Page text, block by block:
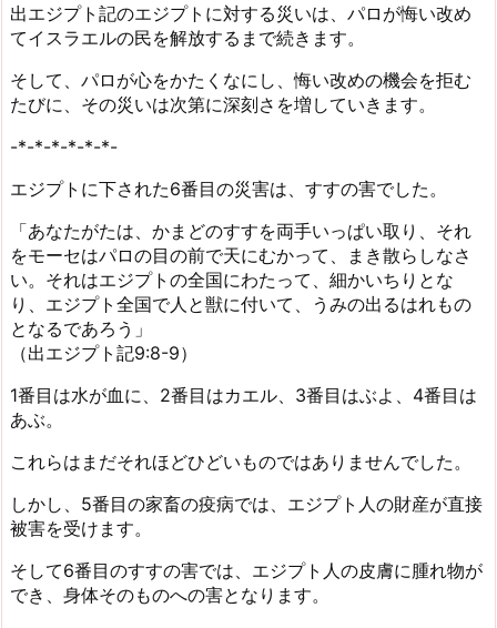
出エジプト記のエジプトに対する災いは、パロが悔い改め
てイスラエルの民を解放するまで続きます。
そして、パロが心をかたくなにし、悔い改めの機会を拒む
たびに、その災いは次第に深刻さを増していきます。
-*-*-*-*-*-*-
エジプトに下された6番目の災害は、すすの害でした。
「あなたがたは、かまどのすすを両手いっぱい取り、それ
をモーセはパロの目の前で天にむかって、まき散らしなさ
い。それはエジプトの全国にわたって、細かいちりとな
り、エジプト全国で人と獣に付いて、うみの出るはれもの
となるであろう」
（出エジプト記9:8-9）
1番目は水が血に、2番目はカエル、3番目はぶよ、4番目は
あぶ。
これらはまだそれほどひどいものではありませんでした。
しかし、5番目の家畜の疫病では、エジプト人の財産が直接
被害を受けます。
そして6番目のすすの害では、エジプト人の皮膚に腫れ物が
でき、身体そのものへの害となります。